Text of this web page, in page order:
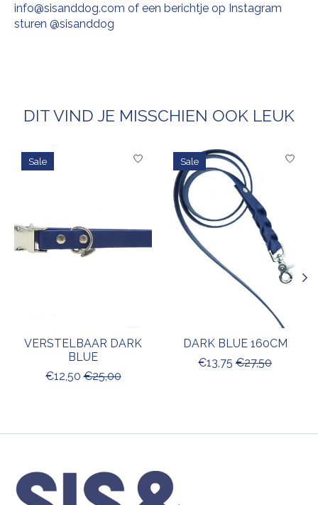
info@sisanddog.com of een berichtje op Instagram
sturen @sisanddog
DIT VIND JE MISSCHIEN OOK LEUK
Items van productcarrousel
Sale
VERSTELBAAR DARK
BLUE
€12,50 €25,00
Sale
DARK BLUE 160CM
€13,75 €27,50